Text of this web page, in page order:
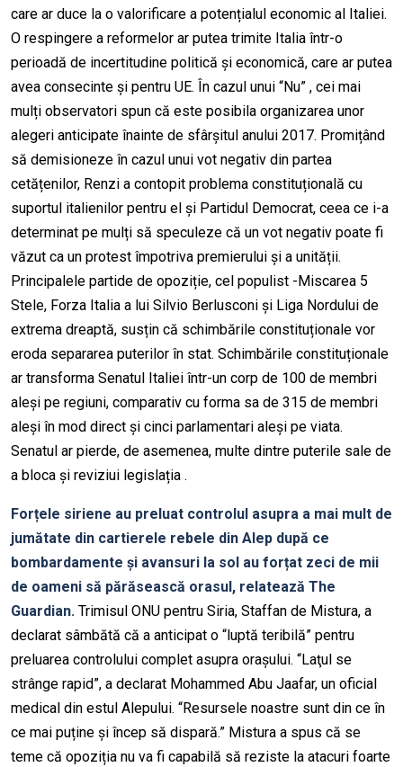
care ar duce la o valorificare a potențialul economic al Italiei.
O respingere a reformelor ar putea trimite Italia într-o
perioadă de incertitudine politică și economică, care ar putea
avea consecinte și pentru UE. În cazul unui “Nu” , cei mai
mulți observatori spun că este posibila organizarea unor
alegeri anticipate înainte de sfârșitul anului 2017. Promițând
să demisioneze în cazul unui vot negativ din partea
cetățenilor, Renzi a contopit problema constituțională cu
suportul italienilor pentru el și Partidul Democrat, ceea ce i-a
determinat pe mulți să speculeze că un vot negativ poate fi
văzut ca un protest împotriva premierului și a unității.
Principalele partide de opoziție, cel populist -Miscarea 5
Stele, Forza Italia a lui Silvio Berlusconi și Liga Nordului de
extrema dreaptă, susțin că schimbările constituționale vor
eroda separarea puterilor în stat. Schimbările constituționale
ar transforma Senatul Italiei într-un corp de 100 de membri
aleși pe regiuni, comparativ cu forma sa de 315 de membri
aleși în mod direct și cinci parlamentari aleși pe viata.
Senatul ar pierde, de asemenea, multe dintre puterile sale de
a bloca și reviziui legislația .
Forțele siriene au preluat controlul asupra a mai mult de
jumătate din cartierele rebele din Alep după ce
bombardamente și avansuri la sol au forțat zeci de mii
de oameni să părăsească orasul, relatează The
Guardian. Trimisul ONU pentru Siria, Staffan de Mistura, a
declarat sâmbătă că a anticipat o “luptă teribilă” pentru
preluarea controlului complet asupra orașului. “Laţul se
strânge rapid”, a declarat Mohammed Abu Jaafar, un oficial
medical din estul Alepului. “Resursele noastre sunt din ce în
ce mai puține și încep să dispară.” Mistura a spus că se
teme că opoziția nu va fi capabilă să reziste la atacuri foarte